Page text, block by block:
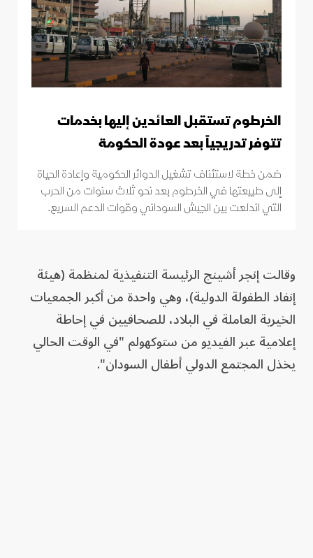
الخرطوم تستقبل العائدين إليها بخدمات
تتوفر تدريجياً بعد عودة الحكومة
ضمن خطة لاستئناف تشغيل الدوائر الحكومية وإعادة الحياة
إلى طبيعتها في الخرطوم بعد نحو ثلاث سنوات من الحرب
التي اندلعت بين الجيش السوداني وقوات الدعم السريع.
وقالت إنجر أشينج الرئيسة التنفيذية لمنظمة (هيئة
إنفاد الطفولة الدولية)، وهي واحدة من أكبر الجمعيات
الخيرية العاملة في البلاد، للصحافيين في إحاطة
إعلامية عبر الفيديو من ستوكهولم "في الوقت الحالي
يخذل المجتمع الدولي أطفال السودان".